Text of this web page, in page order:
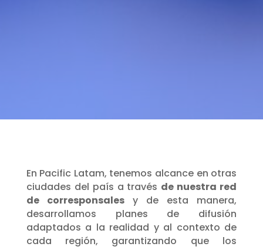
En Pacific Latam, tenemos alcance en otras
ciudades del país a través de nuestra red
de corresponsalesy de esta manera,
desarrollamos planes de difusión
adaptados a la realidad y al contexto de
cada región, garantizando que los